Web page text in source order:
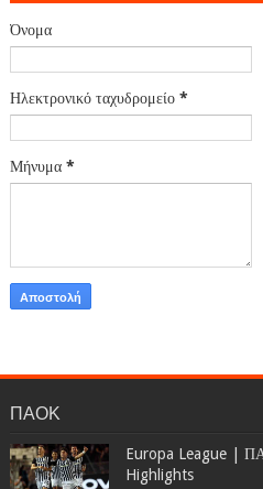
Όνομα
Ηλεκτρονικό ταχυδρομείο *
Μήνυμα *
ΠΑΟΚ
Europa League |
Highlights